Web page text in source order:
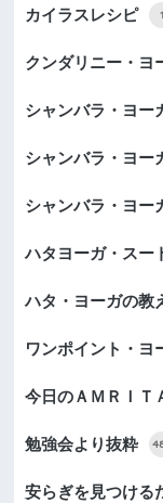
カイラスレシピ 1
クンダリニー・ヨ
シャンバラ・ヨ
シャンバラ・ヨ
シャンバラ・ヨ
ハタヨーガ・スー
ハタ・ヨーガの教
ワンポイント・ヨ
今日のＡＭＲＩＴ
勉強会より抜粋
安らぎを見つける